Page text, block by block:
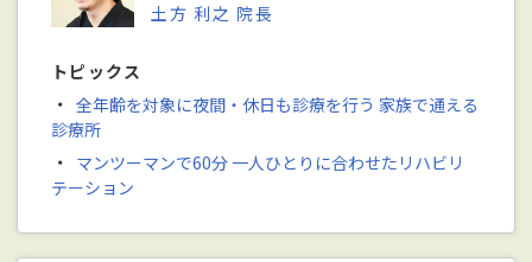
土方 利之 院長
トピックス
・ 全年齢を対象に夜間・休日も診療を行う 家族で通える
診療所
・ マンツーマンで60分 一人ひとりに合わせたリハビリ
テーション